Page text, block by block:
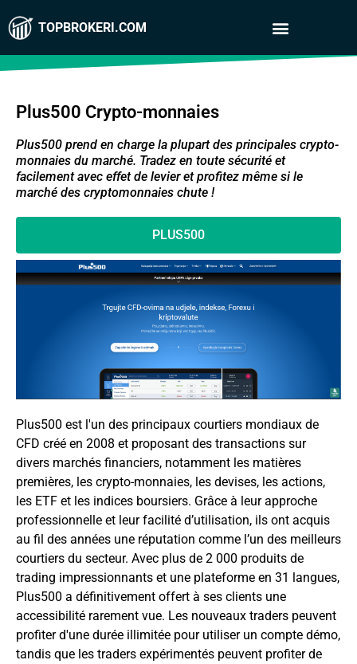
TOPBROKERI.COM
Plus500 Crypto-monnaies
Plus500 prend en charge la plupart des principales crypto-
monnaies du marché. Tradez en toute sécurité et
facilement avec effet de levier et profitez même si le
marché des cryptomonnaies chute !
PLUS500
Plus500 est l'un des principaux courtiers mondiaux de
CFD créé en 2008 et proposant des transactions sur
divers marchés financiers, notamment les matières
premières, les crypto-monnaies, les devises, les actions,
les ETF et les indices boursiers. Grâce à leur approche
professionnelle et leur facilité d’utilisation, ils ont acquis
au fil des années une réputation comme l’un des meilleurs
courtiers du secteur. Avec plus de 2 000 produits de
trading impressionnants et une plateforme en 31 langues,
Plus500 a définitivement offert à ses clients une
accessibilité rarement vue. Les nouveaux traders peuvent
profiter d'une durée illimitée pour utiliser un compte démo,
tandis que les traders expérimentés peuvent profiter de